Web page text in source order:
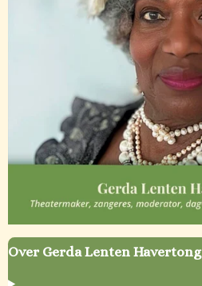
Over Gerda Lenten Havertong